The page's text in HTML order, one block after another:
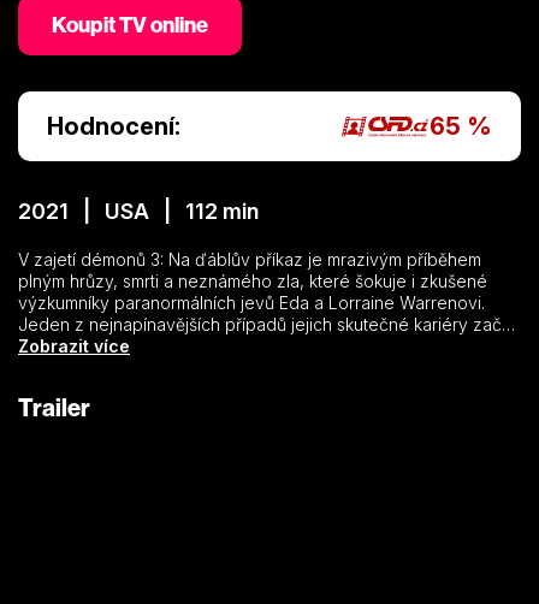
Koupit TV online
Hodnocení: 65 %
2021 | USA | 112 min
V zajetí démonů 3: Na ďáblův příkaz je mrazivým příběhem
plným hrůzy, smrti a neznámého zla, které šokuje i zkušené
výzkumníky paranormálních jevů Eda a Lorraine Warrenovi.
Jeden z nejnapínavějších případů jejich skutečné kariéry začal
bojem o duši malého chlapce a pokračoval způsobem, kterým
posednutí ďáblem.
Zobrazit více
Trailer